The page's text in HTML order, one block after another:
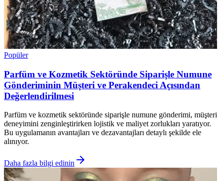
Popüler
Parfüm ve Kozmetik Sektöründe Siparişle Numune
Gönderiminin Müşteri ve Perakendeci Açısından
Değerlendirilmesi
Parfüm ve kozmetik sektöründe siparişle numune gönderimi, müşteri
deneyimini zenginleştirirken lojistik ve maliyet zorlukları yaratıyor.
Bu uygulamanın avantajları ve dezavantajları detaylı şekilde ele
alınıyor.
Daha fazla bilgi edinin